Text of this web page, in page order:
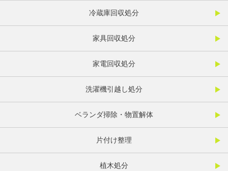
冷蔵庫回収処分
家具回収処分
家電回収処分
洗濯機引越し処分
ベランダ掃除・物置解体
片付け整理
植木処分